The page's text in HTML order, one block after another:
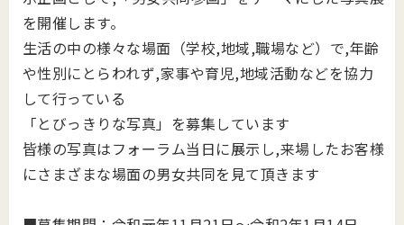
を開催します。
生活の中の様々な場面（学校,地域,職場など）で,年齢
や性別にとらわれず,家事や育児,地域活動などを協力
して行っている
「とびっきりな写真」を募集しています
皆様の写真はフォーラム当日に展示し,来場したお客様
にさまざまな場面の男女共同を見て頂きます